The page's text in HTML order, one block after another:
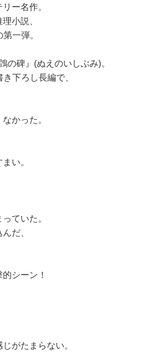
ー名作。
小説、
一弾。
の碑』(ぬえのいしぶみ)。
下ろし長編で、
かった。
い。
ていた。
だ、
シーン！
がたまらない。